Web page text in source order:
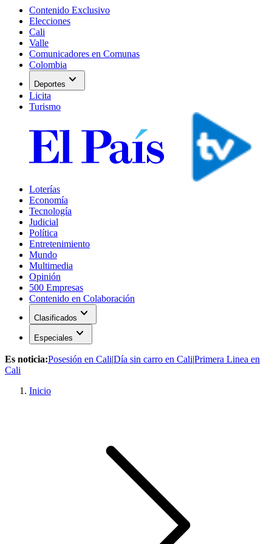
Contenido Exclusivo
Elecciones
Cali
Valle
Comunicadores en Comunas
Colombia
Deportes expand_more
Licita
Turismo
Loterías
Economía
Tecnología
Judicial
Política
Entretenimiento
Mundo
Multimedia
Opinión
500 Empresas
Contenido en Colaboración
Clasificados expand_more
Especiales expand_more
Es noticia:Posesión en Cali|Día sin carro en Cali|Primera Linea en
Cali
Inicio